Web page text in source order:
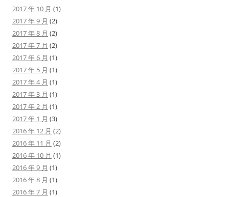
2017 年 10 月 (1)
2017 年 9 月 (2)
2017 年 8 月 (2)
2017 年 7 月 (2)
2017 年 6 月 (1)
2017 年 5 月 (1)
2017 年 4 月 (1)
2017 年 3 月 (1)
2017 年 2 月 (1)
2017 年 1 月 (3)
2016 年 12 月 (2)
2016 年 11 月 (2)
2016 年 10 月 (1)
2016 年 9 月 (1)
2016 年 8 月 (1)
2016 年 7 月 (1)